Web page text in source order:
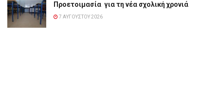
Προετοιμασία για τη νέα σχολική χρονιά
7 ΑΥΓΟΎΣΤΟΥ 2026